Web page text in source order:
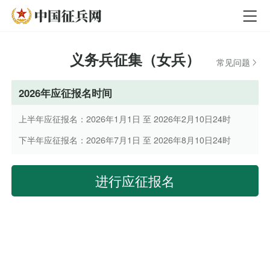
义务兵征集（女兵） 常见问题
2026年应征报名时间
上半年应征报名：2026年1月1日 至 2026年2月10日24时
下半年应征报名：2026年7月1日 至 2026年8月10日24时
进行应征报名